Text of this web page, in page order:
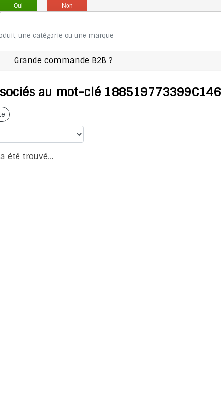
Grande commande B2B ?
au mot-clé 188519773399C146
été trouvé...
Oui Non